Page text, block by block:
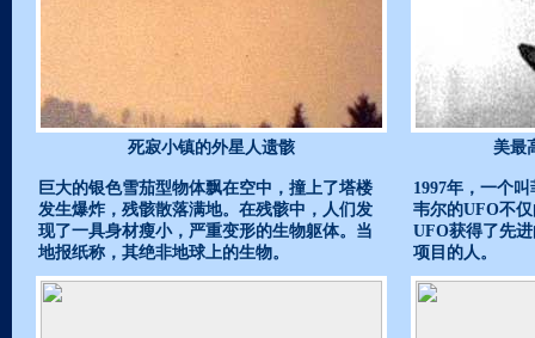
死寂小镇的外星人遗骸
巨大的银色雪茄型物体飘在空中，撞上了塔楼
发生爆炸，残骸散落满地。在残骸中，人们发
现了一具身材瘦小，严重变形的生物躯体。当
地报纸称，其绝非地球上的生物。
美最
1997年，一个
韦尔的UFO不
UFO获得了先
项目的人。